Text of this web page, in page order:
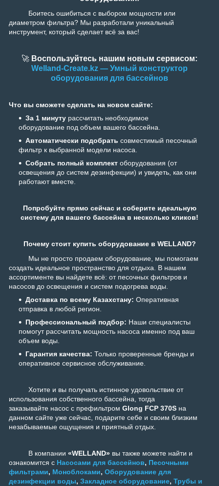
Боитесь ошибиться с выбором мощности или
диаметром фильтра? Мы разработали уникальный
инструмент, который сделает всё за вас!
🚀 Воспользуйтесь нашим новым сервисом:
Welland-Create.kz — Умный конструктор
оборудования для бассейнов
Что вы сможете сделать на новом сайте:
За 1 минуту рассчитать необходимое
оборудование под объем вашего бассейна.
Автоматически подобрать совместимый песочный
фильтр к выбранной модели насоса.
Собрать полный комплект оборудования (от
освещения до систем дезинфекции) и увидеть, как они
работают вместе.
Попробуйте прямо сейчас и соберите идеальную
систему для вашего бассейна в несколько кликов!
Почему стоит купить оборудование в WELLAND?
Мы не просто продаем оборудование, мы помогаем
создать идеальное пространство для отдыха. В нашем
ассортименте вы найдете всё: от песочных фильтров и
насосов до освещения и систем подогрева воды.
Доставка по всему Казахстану: Оперативная
отправка в любой регион.
Профессиональный подбор: Наши специалисты
помогут рассчитать мощность насоса именно под ваш
объем воды.
Гарантия качества: Только проверенные бренды и
оперативное сервисное обслуживание.
Хотите и вы получать истинное удовольствие от
использования собственного бассейна, тогда
заказывайте насос с префильтром Glong FCP 370S на
данном сайте уже сейчас, подарите себе и своим близким
незабываемые ощущения и приятный отдых.
В компании «WELLAND» вы также можете найти и
ознакомится с Насосами для бассейнов, Песочными
фильтрами, Моноблоками, Оборудование для
дезинфекции воды, Закладное оборудование, Трубы и